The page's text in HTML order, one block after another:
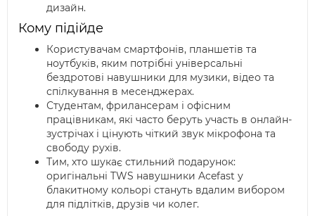
дизайн.
Кому підійде
Користувачам смартфонів, планшетів та
ноутбуків, яким потрібні універсальні
бездротові навушники для музики, відео та
спілкування в месенджерах.
Студентам, фрилансерам і офісним
працівникам, які часто беруть участь в онлайн-
зустрічах і цінують чіткий звук мікрофона та
свободу рухів.
Тим, хто шукає стильний подарунок:
оригінальні TWS навушники Acefast у
блакитному кольорі стануть вдалим вибором
для підлітків, друзів чи колег.